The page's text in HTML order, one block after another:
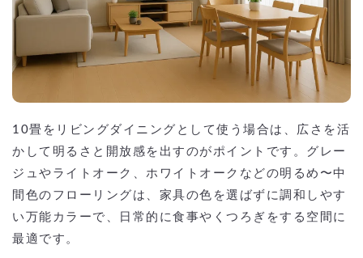
10畳をリビングダイニングとして使う場合は、広さを活
かして明るさと開放感を出すのがポイントです。グレー
ジュやライトオーク、ホワイトオークなどの明るめ〜中
間色のフローリングは、家具の色を選ばずに調和しやす
い万能カラーで、日常的に食事やくつろぎをする空間に
最適です。